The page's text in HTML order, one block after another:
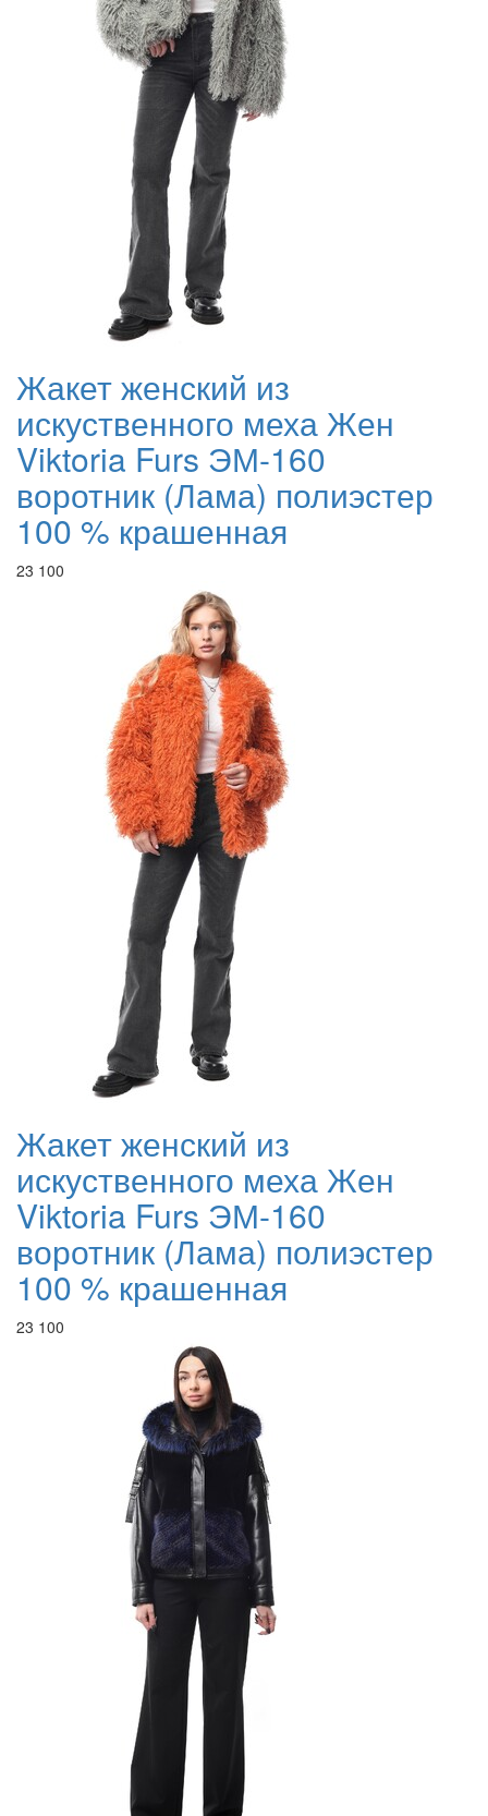
Жакет женский из
искуственного меха Жен
Viktoria Furs ЭМ-160
воротник (Лама) полиэстер
100 % крашенная
23 100
Жакет женский из
искуственного меха Жен
Viktoria Furs ЭМ-160
воротник (Лама) полиэстер
100 % крашенная
23 100